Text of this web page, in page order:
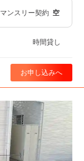
マンスリー契約 空
時間貸し
お申し込みへ